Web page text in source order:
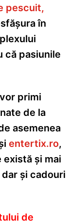
pescuit,
în
că pasiunile
primi
de la
asemenea
entertix.ro,
există și mai
și cadouri
de